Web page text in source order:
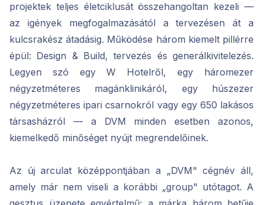
projektek teljes életciklusát összehangoltan kezeli —
az igények megfogalmazásától a tervezésen át a
kulcsrakész átadásig. Működése három kiemelt pillérre
épül: Design & Build, tervezés és generálkivitelezés.
Legyen szó egy W Hotelről, egy háromezer
négyzetméteres magánklinikáról, egy húszezer
négyzetméteres ipari csarnokról vagy egy 650 lakásos
társasházról — a DVM minden esetben azonos,
kiemelkedő minőséget nyújt megrendelőinek.
Az új arculat középpontjában a „DVM" cégnév áll,
amely már nem viseli a korábbi „group" utótagot. A